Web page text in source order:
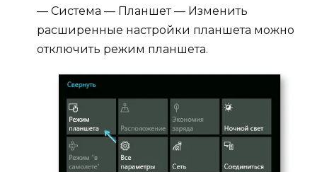
— Система — Планшет — Изменить
расширенные настройки планшета можно
отключить режим планшета.